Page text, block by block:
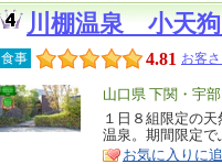
川棚温泉 小天
食事 4.81 お客
エ
リ
ア
山口県 下関・宇部
特
徴
１日８組限定の
温泉。期間限定
お気に入りに